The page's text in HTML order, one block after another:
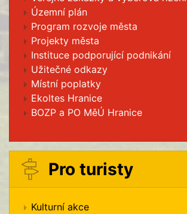
Územní plán
Program rozvoje města
Projekty města
Instituce podporující podnikání
Užitečné odkazy
Místní poplatky
Ekoltes Hranice
BOZP a PO MěÚ Hranice
Pro turisty
Kulturní akce